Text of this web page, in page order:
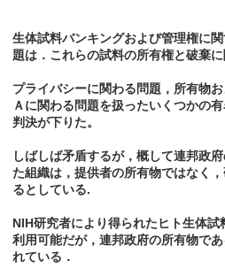
生体試料バンキングおよび管理権に
題は．これらの試料の所有権と破棄
プライバシーに関わる問題，所有物
Ａに関わる問題を扱ったいくつかの
判決が下りた。
しばしば矛盾するが，概して連邦政
た組織は，提供者の所有物ではなく
るとしている.
NIH研究者により得られたヒト生体試
利用可能だが，連邦政府の所有物で
れている．